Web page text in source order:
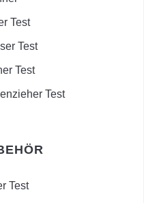
Test
Test
Test
Test
Test